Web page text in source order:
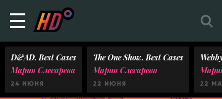
D&AD. Best Cases
Мария Слесарева
24 ИЮНЯ
The One Show. Best Cases
Мария Слесарева
22 ИЮНЯ 22